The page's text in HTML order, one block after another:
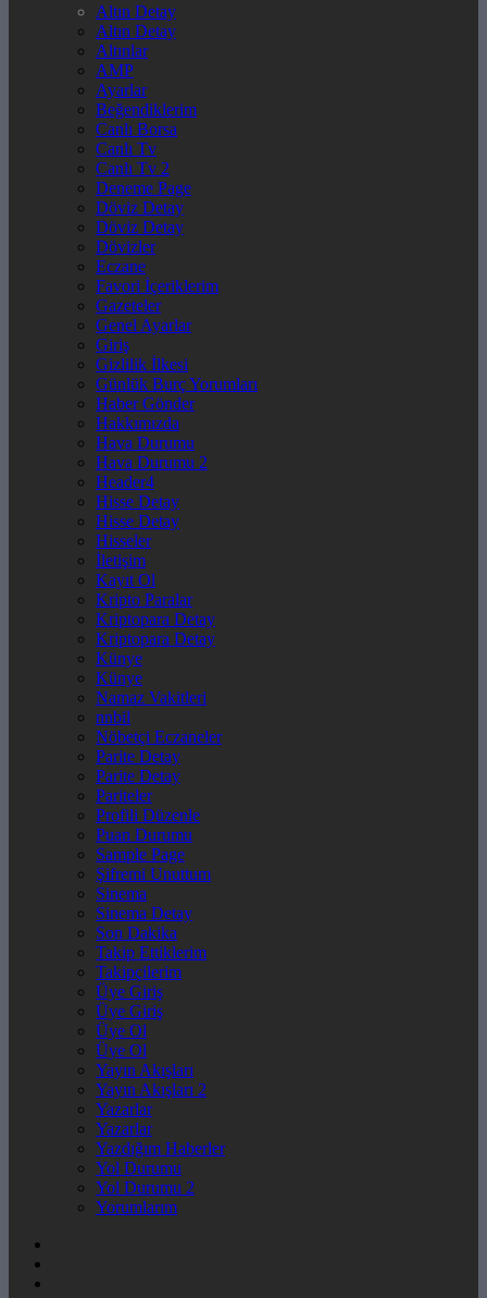
Altın Detay
Altın Detay
Altınlar
AMP
Ayarlar
Beğendiklerim
Canlı Borsa
Canlı Tv
Canlı Tv 2
Deneme Page
Döviz Detay
Döviz Detay
Dövizler
Eczane
Favori İçeriklerim
Gazeteler
Genel Ayarlar
Giriş
Gizlilik İlkesi
Günlük Burç Yorumları
Haber Gönder
Hakkımızda
Hava Durumu
Hava Durumu 2
Header4
Hisse Detay
Hisse Detay
Hisseler
İletişim
Kayıt Ol
Kripto Paralar
Kriptopara Detay
Kriptopara Detay
Künye
Künye
Namaz Vakitleri
nnbil
Nöbetçi Eczaneler
Parite Detay
Parite Detay
Pariteler
Profili Düzenle
Puan Durumu
Sample Page
Şifremi Unuttum
Sinema
Sinema Detay
Son Dakika
Takip Ettiklerim
Takipçilerim
Üye Giriş
Üye Giriş
Üye Ol
Üye Ol
Yayın Akışları
Yayın Akışları 2
Yazarlar
Yazarlar
Yazdığım Haberler
Yol Durumu
Yol Durumu 2
Yorumlarım